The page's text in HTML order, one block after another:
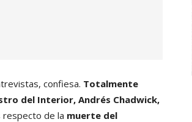
confiesa. Totalmente
del Interior, Andrés Chadwick,
respecto de la muerte del